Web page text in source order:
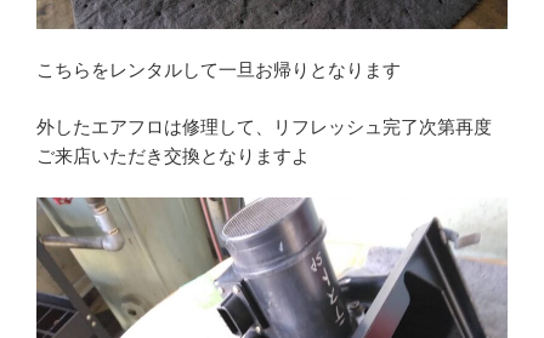
こちらをレンタルして一旦お帰りとなります
外したエアフロは修理して、リフレッシュ完了次第再度
ご来店いただき交換となりますよ